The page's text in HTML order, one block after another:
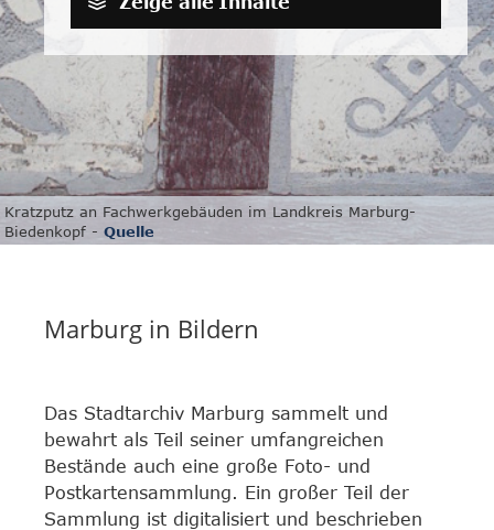
Kratzputz an Fachwerkgebäuden im Landkreis Marburg-
Biedenkopf - Quelle
Marburg in Bildern
Das Stadtarchiv Marburg sammelt und
bewahrt als Teil seiner umfangreichen
Bestände auch eine große Foto- und
Postkartensammlung. Ein großer Teil der
Sammlung ist digitalisiert und beschrieben